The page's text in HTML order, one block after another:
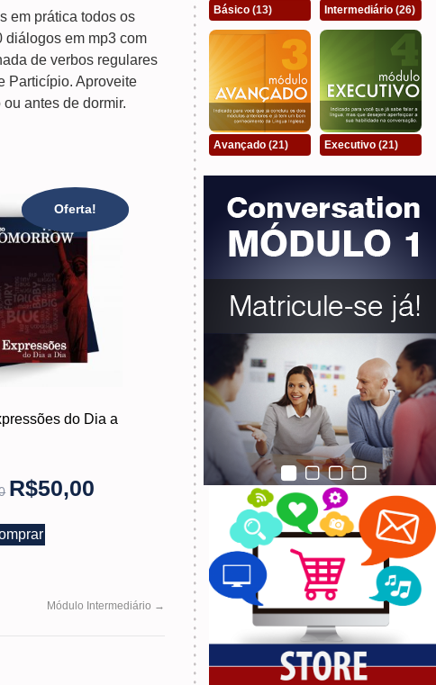
em prática todos os
diálogos em mp3 com
de verbos regulares
Particípio. Aproveite
antes de dormir.
Oferta!
do Dia a
R$50,00
Módulo Intermediário →
Básico (13) Intermediário (26)
Avançado (21) Executivo (21)